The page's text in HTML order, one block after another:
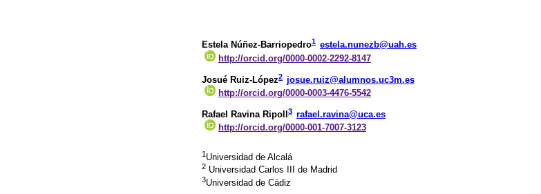
Estela Núñez-Barriopedro1 estela.nunezb@uah.es
http://orcid.org/0000-0002-2292-8147
Josué Ruiz-López2 josue.ruiz@alumnos.uc3m.es
http://orcid.org/0000-0003-4476-5542
Rafael Ravina Ripoll 3 rafael.ravina@uca.es
http://orcid.org/0000-001-7007-3123
1 Universidad de Alcalá
2 Universidad Carlos III de Madrid
3Universidad de Cádiz